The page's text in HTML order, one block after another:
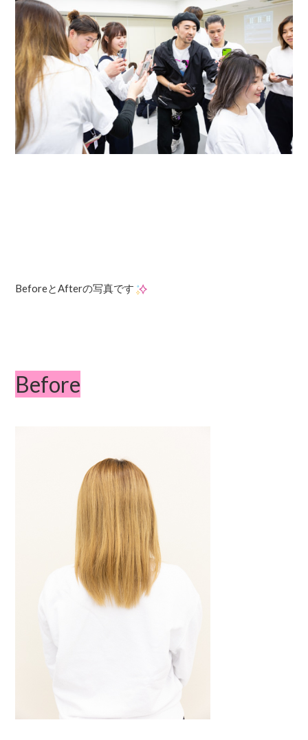
BeforeとAfterの写真です
Before